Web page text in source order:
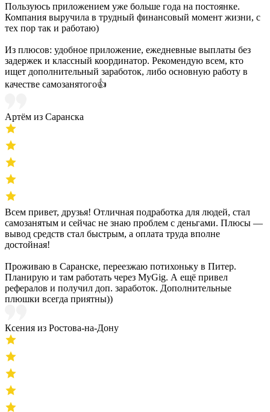
Пользуюсь приложением уже больше года на постоянке.
Компания выручила в трудный финансовый момент жизни, с
тех пор так и работаю)
Из плюсов: удобное приложение, ежедневные выплаты без
задержек и классный координатор. Рекомендую всем, кто
ищет дополнительный заработок, либо основную работу в
качестве самозанятого👍
Артём из Саранска
Всем привет, друзья! Отличная подработка для людей, стал
самозанятым и сейчас не знаю проблем с деньгами. Плюсы —
вывод средств стал быстрым, а оплата труда вполне
достойная!
Проживаю в Саранске, переезжаю потихоньку в Питер.
Планирую и там работать через MyGig. А ещё привел
рефералов и получил доп. заработок. Дополнительные
плюшки всегда приятны))
Ксения из Ростова-на-Дону